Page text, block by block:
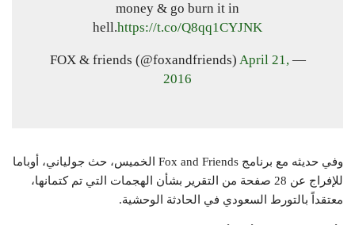
money & go burn it in
hell.https://t.co/Q8qq1CYJNK
— FOX & friends (@foxandfriends)
April 21,
2016
وفي حديثه مع برنامج Fox and Friends الخميس، حث جولياني، أوباما
للإفراج عن 28 صفحة من التقرير بشأن الهجمات التي تم كتمانها،
معتقداً بالتورط السعودي في الحادثة الوحشية.